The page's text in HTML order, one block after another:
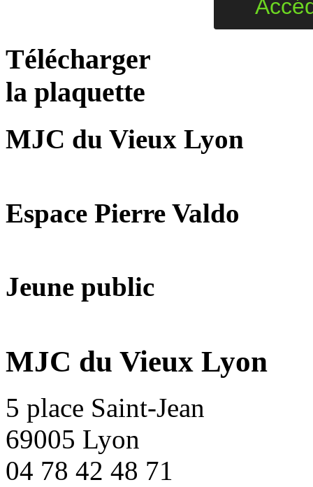
Télécharger
la plaquette
MJC du Vieux Lyon
Espace Pierre Valdo
Jeune public
MJC du Vieux Lyon
5 place Saint-Jean
69005 Lyon
04 78 42 48 71